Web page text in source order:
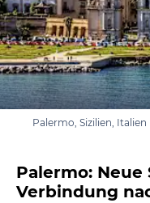
Palermo, Sizilien, Italien
Palermo:
Verbindung